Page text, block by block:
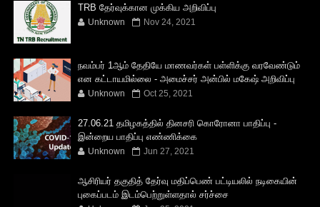
TRB தேர்வுக்கான முக்கிய அறிவிப்பு
Unknown Nov 24, 2021
நவம்பர் 1ஆம் தேதியே மாணவர்கள் பள்ளிக்கு வரவேண்டும்
என கட்டாயமில்லை - அமைச்சர் அன்பில் மகேஷ் அறிவிப்பு
Unknown Oct 25, 2021
27.06.21 தமிழகத்தில் தினசரி கொரோனா பாதிப்பு -
இன்றைய பாதிப்பு எண்ணிக்கை
Unknown Jun 27, 2021
ஆசிரியர் தகுதித் தேர்வு மதிப்பெண் பட்டியலில் நடிகையின்
புகைப்படம் இடம்பெற்றுள்ளதால் சர்ச்சை